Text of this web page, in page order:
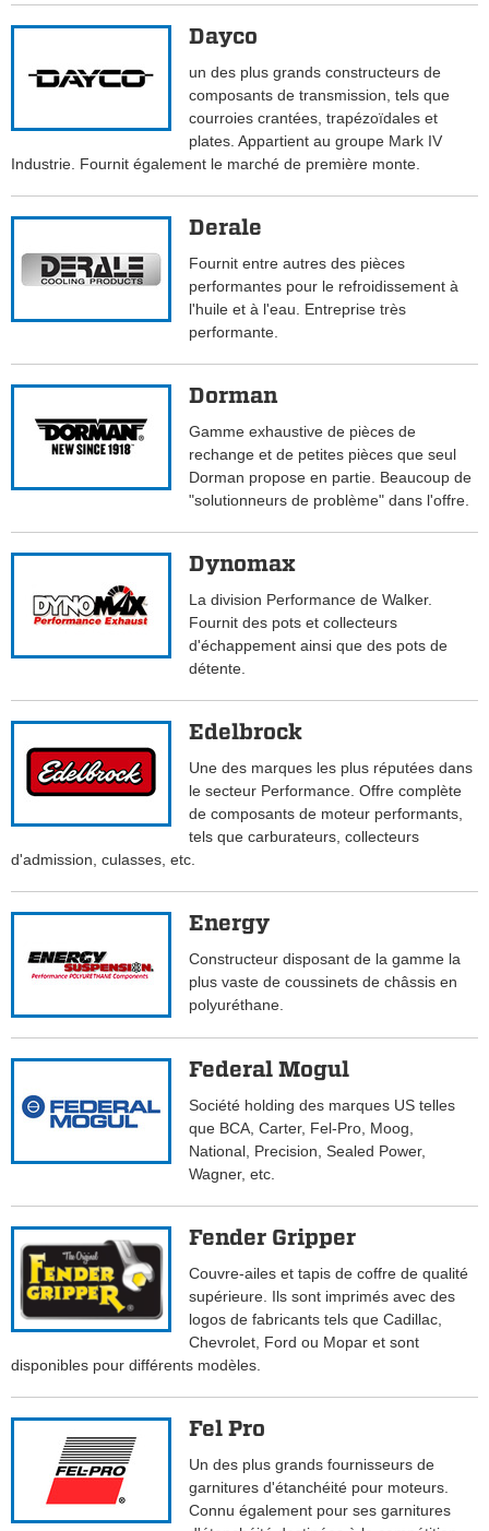
Dayco
un des plus grands constructeurs de
composants de transmission, tels que
courroies crantées, trapézoïdales et
plates. Appartient au groupe Mark IV
Industrie. Fournit également le marché de première monte.
Derale
Fournit entre autres des pièces
performantes pour le refroidissement à
l'huile et à l'eau. Entreprise très
performante.
Dorman
Gamme exhaustive de pièces de
rechange et de petites pièces que seul
Dorman propose en partie. Beaucoup de
"solutionneurs de problème" dans l'offre.
Dynomax
La division Performance de Walker.
Fournit des pots et collecteurs
d'échappement ainsi que des pots de
détente.
Edelbrock
Une des marques les plus réputées dans
le secteur Performance. Offre complète
de composants de moteur performants,
tels que carburateurs, collecteurs
d'admission, culasses, etc.
Energy
Constructeur disposant de la gamme la
plus vaste de coussinets de châssis en
polyuréthane.
Federal Mogul
Société holding des marques US telles
que BCA, Carter, Fel-Pro, Moog,
National, Precision, Sealed Power,
Wagner, etc.
Fender Gripper
Couvre-ailes et tapis de coffre de qualité
supérieure. Ils sont imprimés avec des
logos de fabricants tels que Cadillac,
Chevrolet, Ford ou Mopar et sont
disponibles pour différents modèles.
Fel Pro
Un des plus grands fournisseurs de
garnitures d'étanchéité pour moteurs.
Connu également pour ses garnitures